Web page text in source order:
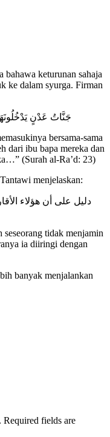
keturunan sahaja
ke dalam syurga. Firman
جَنَّاتُ عَدْنٍ
bersama-sama
dari ibu bapa mereka dan
(Surah al-Ra’d: 23)
menjelaskan:
دليل على أن هؤلاء
tidak menjamin
ia diiringi dengan
banyak menjalankan
Required fields are